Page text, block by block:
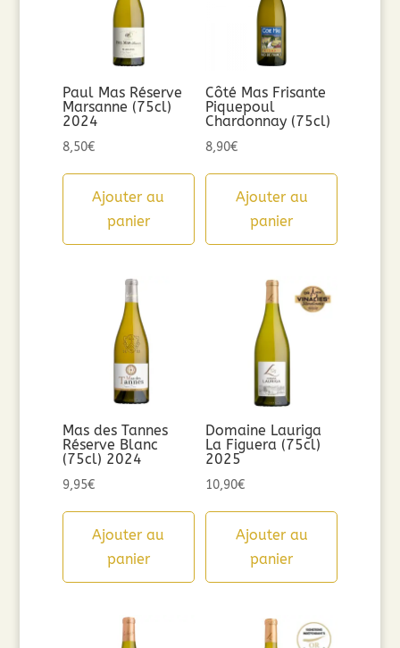
Paul Mas Réserve
Marsanne (75cl)
2024
8,50€
Ajouter au
panier
Côté Mas Frisante
Piquepoul
Chardonnay (75cl)
8,90€
Ajouter au
panier
Mas des Tannes
Réserve Blanc
(75cl) 2024
9,95€
Ajouter au
panier
Domaine Lauriga
La Figuera (75cl)
2025
10,90€
Ajouter au
panier